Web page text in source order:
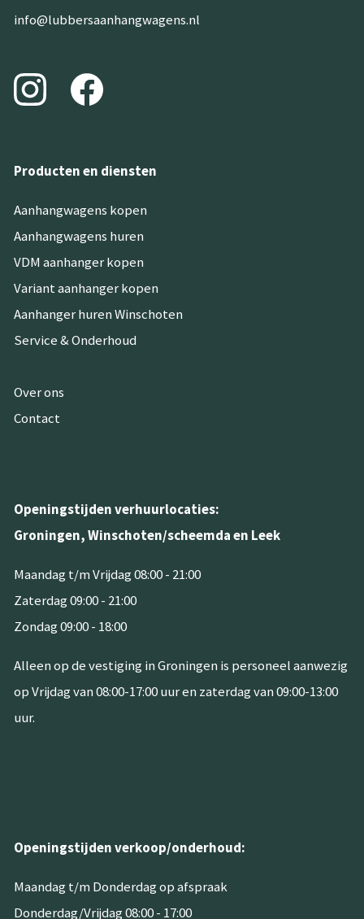
info@lubbersaanhangwagens.nl
Producten en diensten
Aanhangwagens kopen
Aanhangwagens huren
VDM aanhanger kopen
Variant aanhanger kopen
Aanhanger huren Winschoten
Service & Onderhoud
Over ons
Contact
Openingstijden verhuurlocaties:
Groningen, Winschoten/scheemda en Leek
Maandag t/m Vrijdag 08:00 - 21:00
Zaterdag 09:00 - 21:00
Zondag 09:00 - 18:00
Alleen op de vestiging in Groningen is personeel aanwezig
op Vrijdag van 08:00-17:00 uur en zaterdag van 09:00-13:00
uur.
Openingstijden verkoop/onderhoud:
Maandag t/m Donderdag op afspraak
Donderdag/Vrijdag 08:00 - 17:00